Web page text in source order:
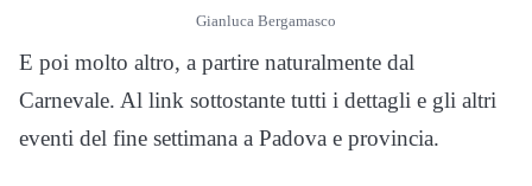
Gianluca Bergamasco
E poi molto altro, a partire naturalmente dal
Carnevale. Al link sottostante tutti i dettagli e gli altri
eventi del fine settimana a Padova e provincia.